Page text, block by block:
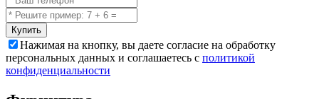
Купить
Нажимая на кнопку, вы даете согласие на обработку
персональных данных и соглашаетесь с политикой
конфиденциальности